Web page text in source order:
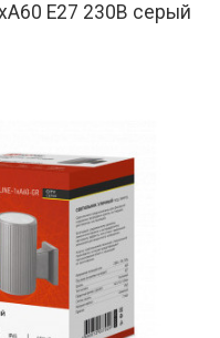
E27 230B серый